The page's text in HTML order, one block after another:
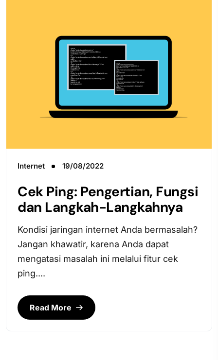
Internet 19/08/2022
Cek Ping: Pengertian, Fungsi
dan Langkah-Langkahnya
Kondisi jaringan internet Anda bermasalah?
Jangan khawatir, karena Anda dapat
mengatasi masalah ini melalui fitur cek
ping....
Read More